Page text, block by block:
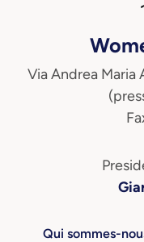
Via Andrea Maria
Qui sommes-